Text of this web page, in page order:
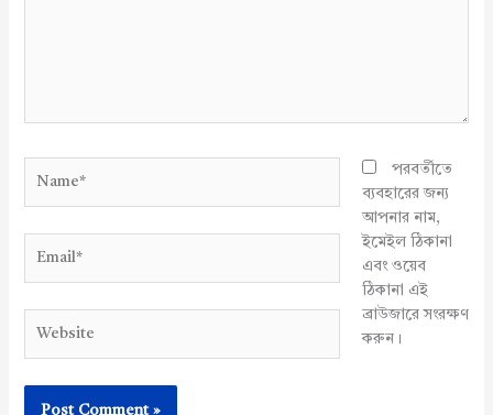
পরবর্তীতে
ব্যবহারের জন্য
আপনার নাম,
ইমেইল ঠিকানা
এবং ওয়েব
ঠিকানা এই
ব্রাউজারে সংরক্ষণ
করুন।